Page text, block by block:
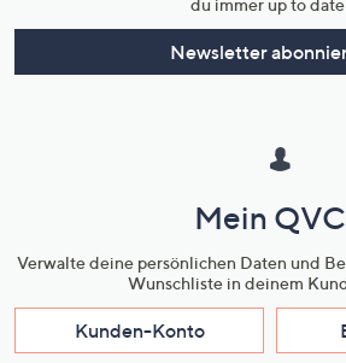
Newsletter
Mein QVC
Verwalte deine persönlichen Daten und
Wunschliste in deinem
Kunden-Konto